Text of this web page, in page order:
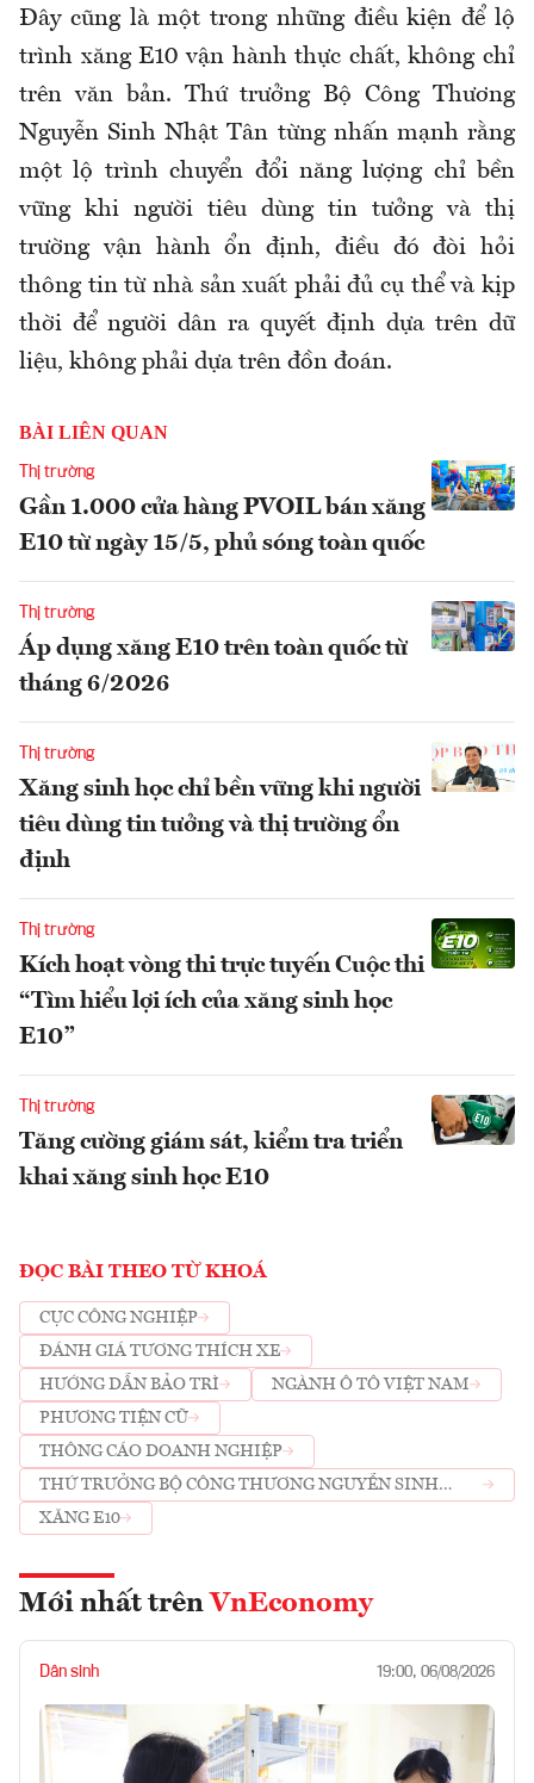
Đây cũng là một trong những điều kiện để lộ
trình xăng E10 vận hành thực chất, không chỉ
trên văn bản. Thứ trưởng Bộ Công Thương
Nguyễn Sinh Nhật Tân từng nhấn mạnh rằng
một lộ trình chuyển đổi năng lượng chỉ bền
vững khi người tiêu dùng tin tưởng và thị
trường vận hành ổn định, điều đó đòi hỏi
thông tin từ nhà sản xuất phải đủ cụ thể và kịp
thời để người dân ra quyết định dựa trên dữ
liệu, không phải dựa trên đồn đoán.
BÀI LIÊN QUAN
Thị trường
Gần 1.000 cửa hàng PVOIL bán xăng
E10 từ ngày 15/5, phủ sóng toàn quốc
Thị trường
Áp dụng xăng E10 trên toàn quốc từ
tháng 6/2026
Thị trường
Xăng sinh học chỉ bền vững khi người
tiêu dùng tin tưởng và thị trường ổn
định
Thị trường
Kích hoạt vòng thi trực tuyến Cuộc thi
“Tìm hiểu lợi ích của xăng sinh học
E10”
Thị trường
Tăng cường giám sát, kiểm tra triển
khai xăng sinh học E10
ĐỌC BÀI THEO TỪ KHOÁ
CỤC CÔNG NGHIỆP
ĐÁNH GIÁ TƯƠNG THÍCH XE
HƯỚNG DẪN BẢO TRÌ
NGÀNH Ô TÔ VIỆT NAM
PHƯƠNG TIỆN CŨ
THÔNG CÁO DOANH NGHIỆP
THỨ TRƯỞNG BỘ CÔNG THƯƠNG NGUYỄN SINH
NHẬT TÂN
XĂNG E10
Mới nhất trên VnEconomy
Dân sinh 19:00, 06/08/2026